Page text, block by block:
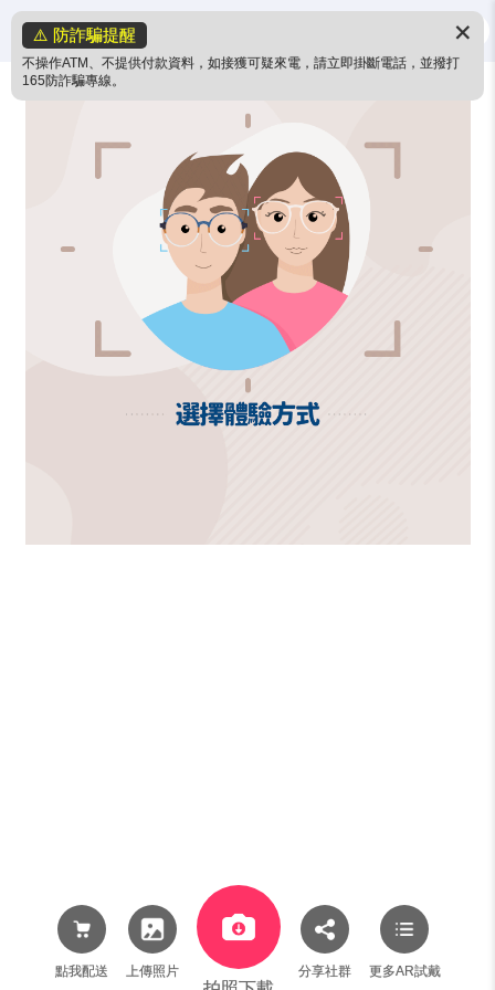
⚠️ 防詐騙提醒
不操作ATM、不提供付款資料，如接獲可疑來電，請立即掛斷電話，並撥打
165防詐騙專線。
✕
點我配送 上傳照片 分享社群 更多AR試戴